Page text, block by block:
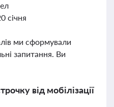
січня
ми сформували
запитання. Ви
від мобілізації